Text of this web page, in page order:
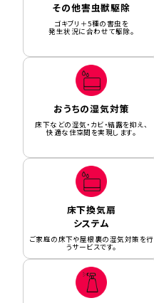
その他害虫獣駆除
ゴキブリ＋5種の害虫を
発生状況に合わせて駆除。
おうちの湿気対策
床下などの湿気・カビ・結露を抑え、
快適な住空間を実現します。
床下換気扇
システム
ご家庭の床下や屋根裏の湿気対策を行
うサービスです。